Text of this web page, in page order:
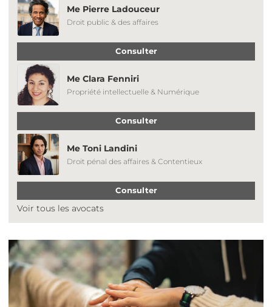
Me Pierre Ladouceur
Droit public & des affaires
Consulter
Me Clara Fenniri
Propriété intellectuelle & Numérique
Consulter
Me Toni Landini
Droit pénal des affaires & Contentieux
Consulter
Voir tous les avocats